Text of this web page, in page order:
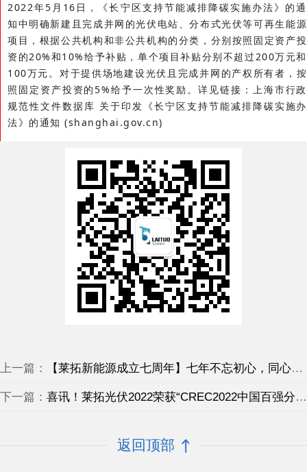
2022年5月16日，《长宁区支持节能减排降碳实施办法》的通
知中明确新建且完成并网的光伏电站、分布式光伏等可再生能源
项目，根据公共机构和非公共机构的分类，分别按照固定资产投
资的20%和10%给予补贴，单个项目补贴分别不超过200万元和
100万元。对于提供场地建设光伏且完成并网的产权所有者，按
照固定资产投资的5%给予一次性奖励。详见链接：上海市行政
规范性文件数据库 关于印发《长宁区支持节能减排降碳实施办
法》的通知 (shanghai.gov.cn)
上一篇： 【莱拓新能源成立七周年】七年不忘初心，同心同行！
下一篇： 喜讯！莱拓光伏2022荣获“CREC2022中国百强分布式光伏服务商”
返回顶部